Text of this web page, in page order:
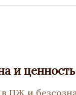
и ценность